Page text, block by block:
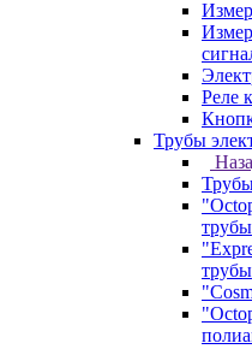
Реле
Трубы
трубы
трубы